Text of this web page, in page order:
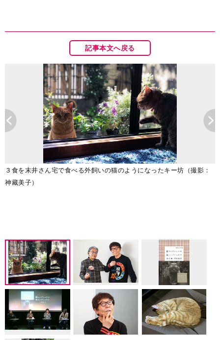
記事本文へ戻る
３食を末井さん宅で食べる外飼いの猫のようになったキー坊（撮影：
神藏美子）